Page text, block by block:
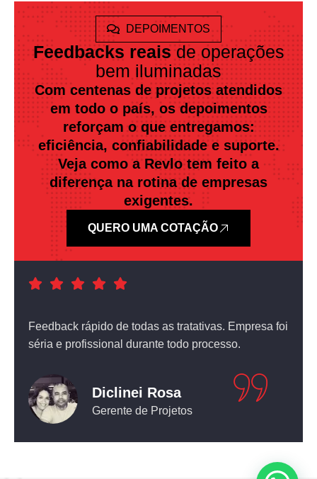
DEPOIMENTOS
Feedbacks reaisde operações
bem iluminadas
Com centenas de projetos atendidos
em todo o país, os depoimentos
reforçam o que entregamos:
eficiência, confiabilidade e suporte.
Veja como a Revlo tem feito a
diferença na rotina de empresas
exigentes.
QUERO UMA COTAÇÃO
Atendimento nota dez! O equipamento que comprei
não deixou nada a desejar.
Leticia Pediconi
Engenheira Civil